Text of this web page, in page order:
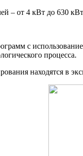
– от 4 кВт до 630
с
процесса.
находятся в